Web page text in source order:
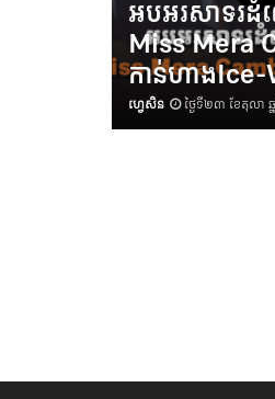
អបអរសាទរដំ
Miss Mera
កាន់ហាង
ហ្វេសិន ថ្ងៃទី២៣ ខែតុលា